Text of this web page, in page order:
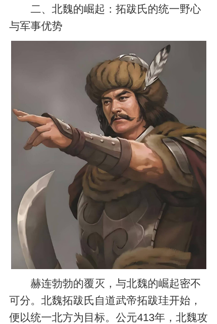
二、北魏的崛起：拓跋氏的统一野心
与军事优势
赫连勃勃的覆灭，与北魏的崛起密不
可分。北魏拓跋氏自道武帝拓跋珪开始，
便以统一北方为目标。公元413年，北魏攻